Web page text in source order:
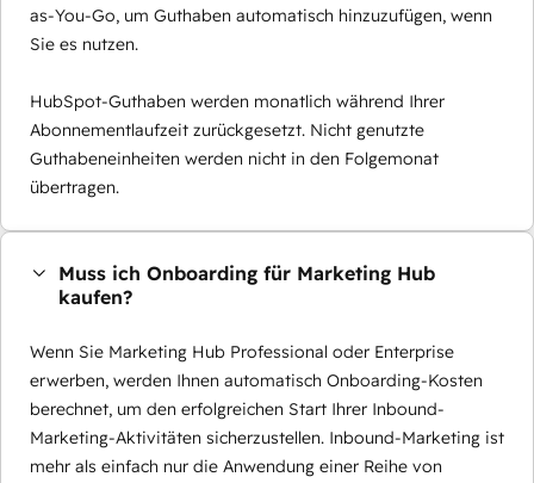
as-You-Go, um Guthaben automatisch hinzuzufügen, wenn
Sie es nutzen.
HubSpot-Guthaben werden monatlich während Ihrer
Abonnementlaufzeit zurückgesetzt. Nicht genutzte
Guthabeneinheiten werden nicht in den Folgemonat
übertragen.
Muss ich Onboarding für Marketing Hub
kaufen?
Wenn Sie Marketing Hub Professional oder Enterprise
erwerben, werden Ihnen automatisch Onboarding-Kosten
berechnet, um den erfolgreichen Start Ihrer Inbound-
Marketing-Aktivitäten sicherzustellen. Inbound-Marketing ist
mehr als einfach nur die Anwendung einer Reihe von